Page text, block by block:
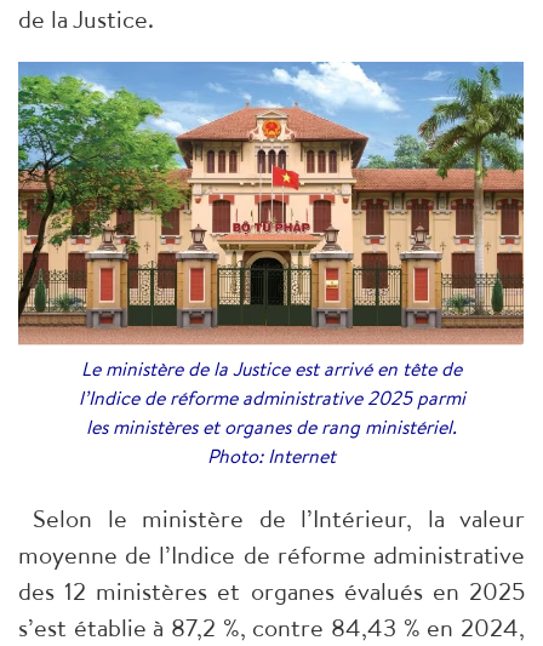
de la Justice.
Le ministère de la Justice est arrivé en tête de
l’Indice de réforme administrative 2025 parmi
les ministères et organes de rang ministériel.
Photo: Internet
Selon le ministère de l’Intérieur, la valeur
moyenne de l’Indice de réforme administrative
des 12 ministères et organes évalués en 2025
s’est établie à 87,2 %, contre 84,43 % en 2024,